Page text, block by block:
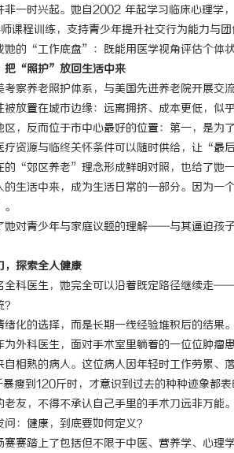
非一时兴起。她自2002 年起学习临床心理学
课程训练，支持青少年提升社交行为能力与团
她的“工作底盘”：既能用医学视角评估个体
把“照护”放回生活中来
考察养老照护体系，与美国先进养老院开展交
被放置在城市边缘：远离拥挤、成本更低，
区，反而位于市中心最好的位置：第一，是
疗资源与临终关怀条件可以随时供给，让“最
的“郊区养老”理念形成鲜明对照，也给了
的生活中来，成为生活日常的一部分。因为
她对青少年与家庭议题的理解——与其逼迫
，探索全人健康
全科医生，她完全可以沿着既定路径继续走
绪化的选择，而是长期一线经验堆积后的结果
为外科医生，面对手术室里躺着的一位位肿
自相熟的病人。这位病人因年轻时工作劳累
瘦到120斤时，才意识到过去的种种迹象都
老友，不得不承认自己手里的手术刀远非万能
：健康，到底要如何定义？
赛赛踏上了包括但不限于中医、营养学、心理